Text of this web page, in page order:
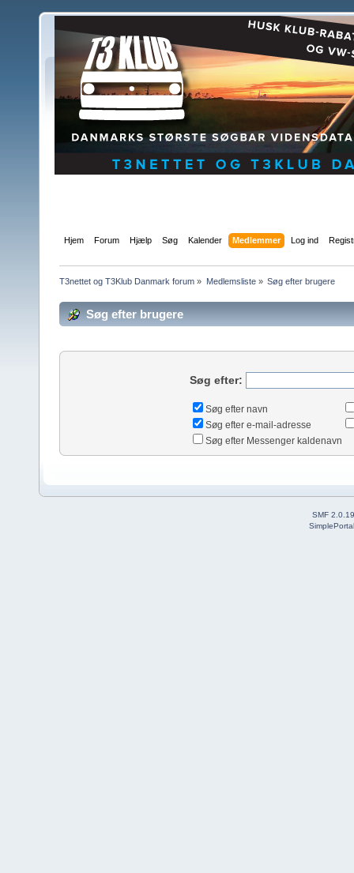
Hjem Forum Hjælp Søg Kalender Medlemmer Log ind
T3nettet og T3Klub Danmark forum » Medlemsliste» Søg efter brugere
Søg efter brugere
Søg efter:
Søg efter navn
Søg efter e-mail-adresse
Søg efter Messenger kaldenavn
SMF 2.0.19